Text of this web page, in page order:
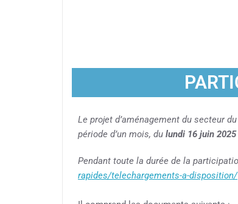
Le projet d’aménagement du secteur
période d’un mois, du lundi 16 juin
Pendant toute la durée de la
rapides/telechargements-a-disposition/